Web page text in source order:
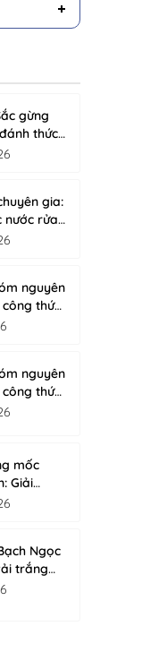
gừng
thức
tự
gia:
nước rửa
gồm
nguyên
thức
nguyên
thức
đại
mốc
Giải
màng
Ngọc
trắng
nước